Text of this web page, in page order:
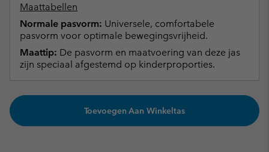
Maattabellen
Normale pasvorm: Universele, comfortabele
pasvorm voor optimale bewegingsvrijheid.
Maattip: De pasvorm en maatvoering van deze jas
zijn speciaal afgestemd op kinderproporties.
Toevoegen Aan Winkeltas